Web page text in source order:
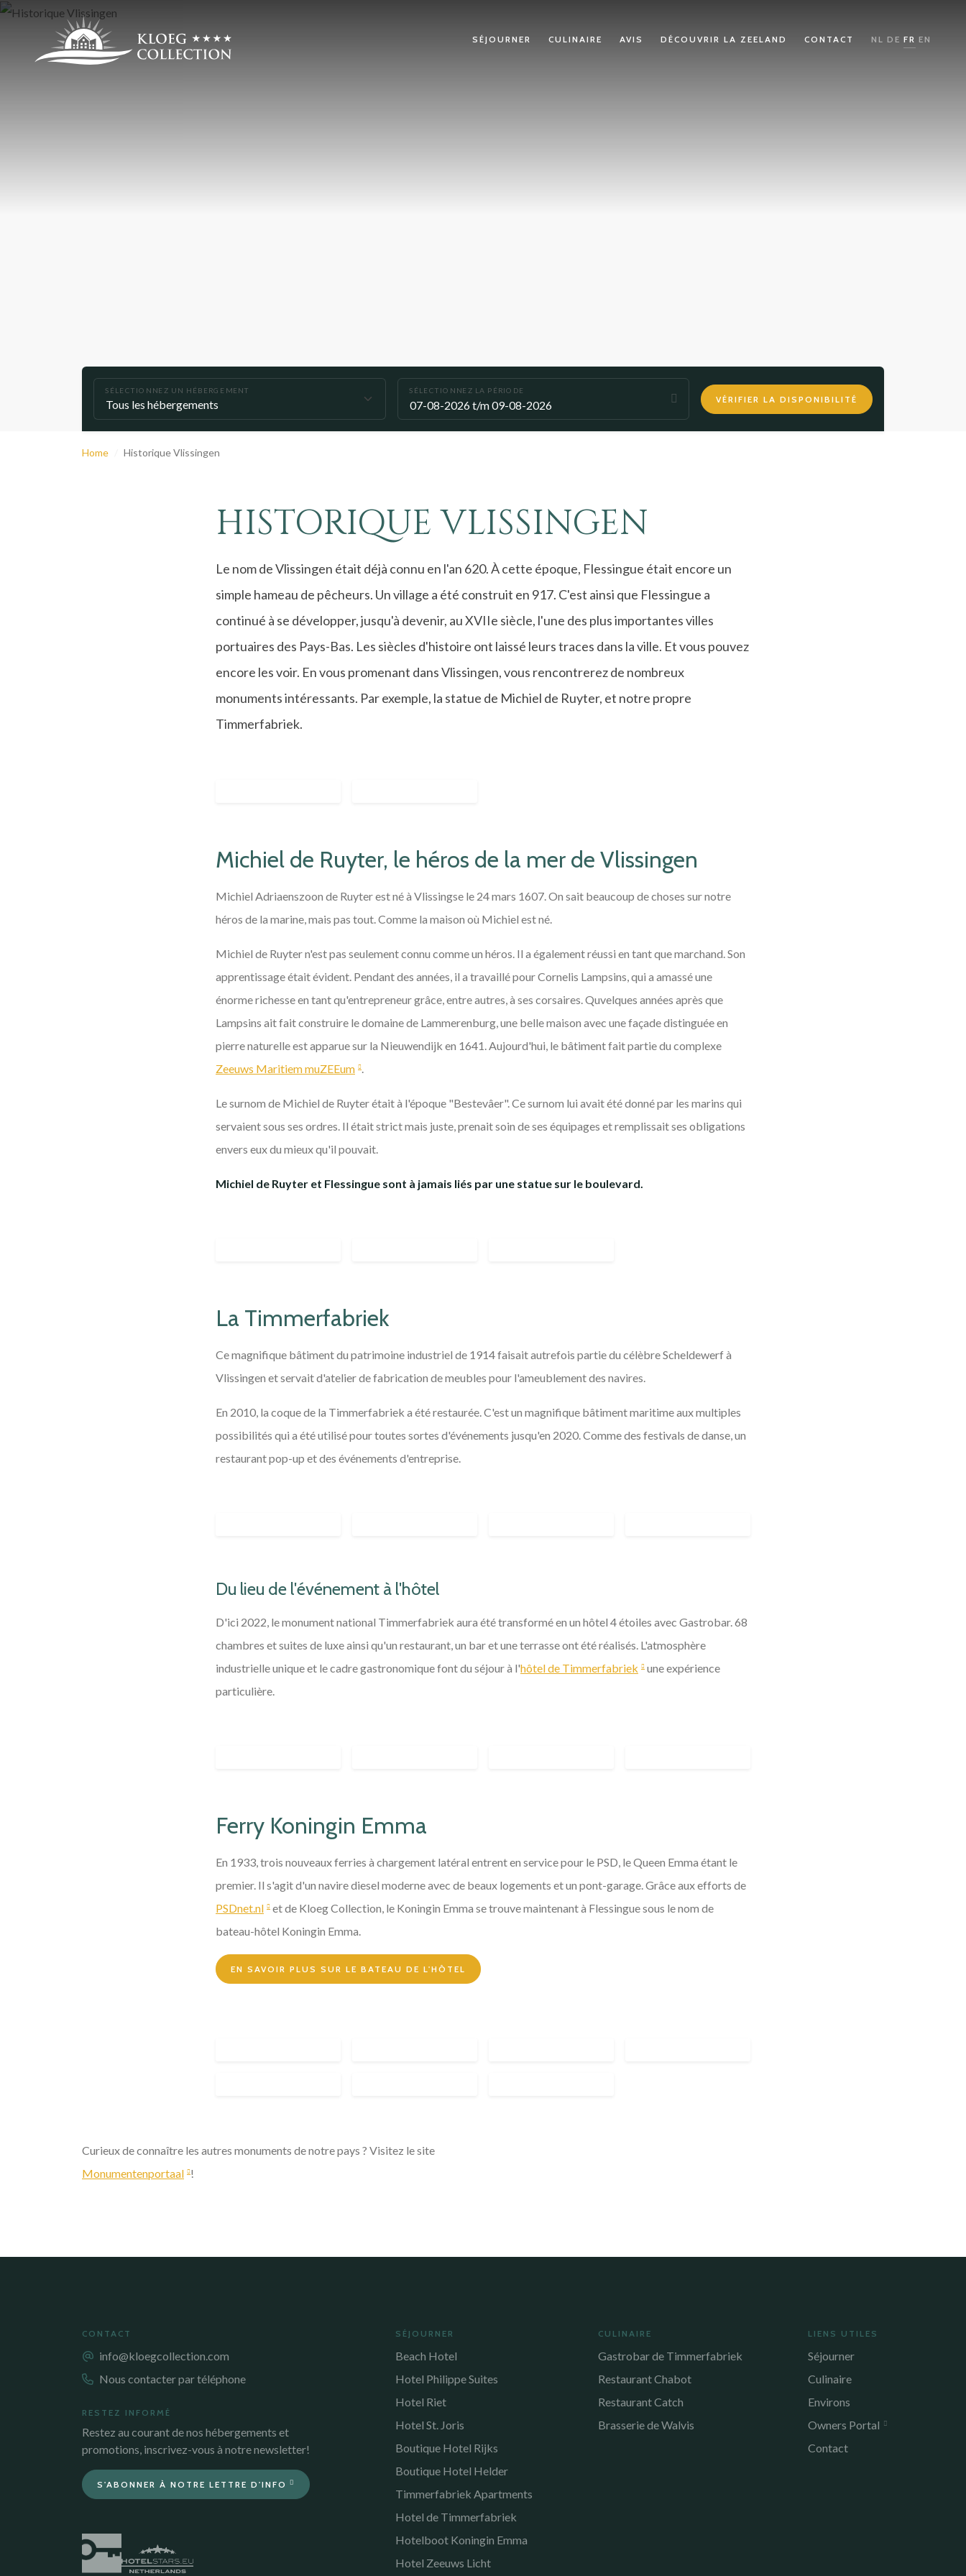
SÉJOURNER CULINAIRE AVIS DÉCOUVRIR LA ZEELAND CONTACT NL DE FR EN
SÉLECTIONNEZ UN HÉBERGEMENT SÉLECTIONNEZ LA PÉRIODE
VÉRIFIER LA DISPONIBILITÉ
Home Historique Vlissingen
HISTORIQUE VLISSINGEN
Le nom de Vlissingen était déjà connu en l'an 620. À cette époque, Flessingue était encore un
simple hameau de pêcheurs. Un village a été construit en 917. C'est ainsi que Flessingue a
continué à se développer, jusqu'à devenir, au XVIIe siècle, l'une des plus importantes villes
portuaires des Pays-Bas. Les siècles d'histoire ont laissé leurs traces dans la ville. Et vous pouvez
encore les voir. En vous promenant dans Vlissingen, vous rencontrerez de nombreux
monuments intéressants. Par exemple, la statue de Michiel de Ruyter, et notre propre
Timmerfabriek.
Michiel de Ruyter, le héros de la mer de Vlissingen
Michiel Adriaenszoon de Ruyter est né à Vlissingse le 24 mars 1607. On sait beaucoup de choses sur notre
héros de la marine, mais pas tout. Comme la maison où Michiel est né.
Michiel de Ruyter n'est pas seulement connu comme un héros. Il a également réussi en tant que marchand. Son
apprentissage était évident. Pendant des années, il a travaillé pour Cornelis Lampsins, qui a amassé une
énorme richesse en tant qu'entrepreneur grâce, entre autres, à ses corsaires. Quvelques années après que
Lampsins ait fait construire le domaine de Lammerenburg, une belle maison avec une façade distinguée en
pierre naturelle est apparue sur la Nieuwendijk en 1641. Aujourd'hui, le bâtiment fait partie du complexe
Zeeuws Maritiem muZEEum .
Le surnom de Michiel de Ruyter était à l'époque "Bestevâer". Ce surnom lui avait été donné par les marins qui
servaient sous ses ordres. Il était strict mais juste, prenait soin de ses équipages et remplissait ses obligations
envers eux du mieux qu'il pouvait.
Michiel de Ruyter et Flessingue sont à jamais liés par une statue sur le boulevard.
La Timmerfabriek
Ce magnifique bâtiment du patrimoine industriel de 1914 faisait autrefois partie du célèbre Scheldewerf à
Vlissingen et servait d'atelier de fabrication de meubles pour l'ameublement des navires.
En 2010, la coque de la Timmerfabriek a été restaurée. C'est un magnifique bâtiment maritime aux multiples
possibilités qui a été utilisé pour toutes sortes d'événements jusqu'en 2020. Comme des festivals de danse, un
restaurant pop-up et des événements d'entreprise.
Du lieu de l'événement à l'hôtel
D'ici 2022, le monument national Timmerfabriek aura été transformé en un hôtel 4 étoiles avec Gastrobar. 68
chambres et suites de luxe ainsi qu'un restaurant, un bar et une terrasse ont été réalisés. L'atmosphère
industrielle unique et le cadre gastronomique font du séjour à l'hôtel de Timmerfabriek
une expérience
particulière.
Ferry Koningin Emma
En 1933, trois nouveaux ferries à chargement latéral entrent en service pour le PSD, le Queen Emma étant le
premier. Il s'agit d'un navire diesel moderne avec de beaux logements et un pont-garage. Grâce aux efforts de
PSDnet.nl
et de Kloeg Collection, le Koningin Emma se trouve maintenant à Flessingue sous le nom de
bateau-hôtel Koningin Emma.
EN SAVOIR PLUS SUR LE BATEAU DE L'HÔTEL
Curieux de connaître les autres monuments de notre pays ? Visitez le site
Monumentenportaal !
CONTACT
info@kloegcollection.com
Nous contacter par téléphone
RESTEZ INFORMÉ
Restez au courant de nos hébergements et
promotions, inscrivez-vous à notre newsletter!
S'ABONNER À NOTRE LETTRE D'INFO
SÉJOURNER
Beach Hotel
Hotel Philippe Suites
Hotel Riet
Hotel St. Joris
Boutique Hotel Rijks
Boutique Hotel Helder
Timmerfabriek Apartments
Hotel de Timmerfabriek
Hotelboot Koningin Emma
Hotel Zeeuws Licht
CULINAIRE
Gastrobar de Timmerfabriek
Restaurant Chabot
Restaurant Catch
Brasserie de Walvis
LIENS UTILES
Séjourner
Culinaire
Environs
Owners Portal
Contact